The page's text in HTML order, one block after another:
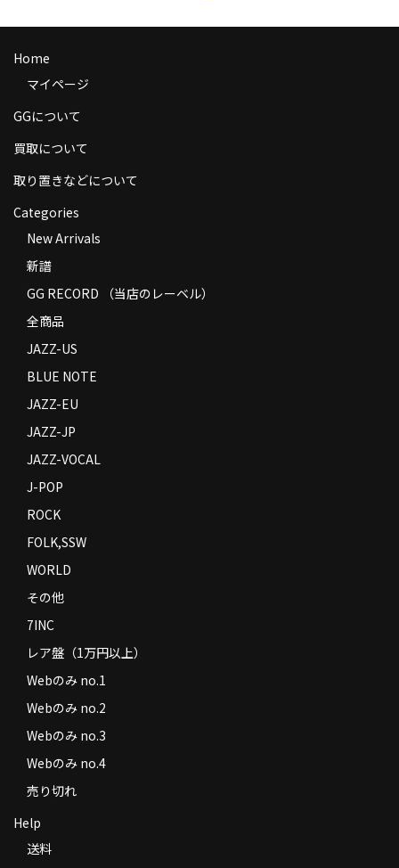
商品の発送
お支払い方法
Privacy Policy
特定商取引法に基づく表示
Home
マイページ
GGについて
買取について
取り置きなどについて
Categories
New Arrivals
新譜
GG RECORD （当店のレーベル）
全商品
JAZZ-US
BLUE NOTE
JAZZ-EU
JAZZ-JP
JAZZ-VOCAL
J-POP
ROCK
FOLK,SSW
WORLD
その他
7INC
レア盤（1万円以上）
Webのみ no.1
Webのみ no.2
Webのみ no.3
Webのみ no.4
売り切れ
Help
送料